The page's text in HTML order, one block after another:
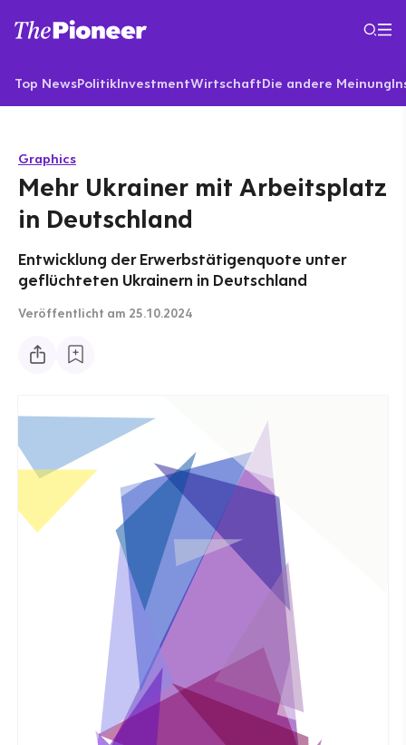
Top NewsPolitikInvestmentWirtschaftDie andere Meinung
Graphics
Mehr Ukrainer mit Arbeitsplatz
in Deutschland
Entwicklung der Erwerbstätigenquote unter
geflüchteten Ukrainern in Deutschland
Veröffentlicht am 25.10.2024